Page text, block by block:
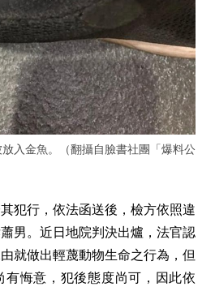
入金魚。（翻攝自臉書社團「爆料公
犯行，依法函送後，檢方依照違
男。近日地院判決出爐，法官認
就做出輕蔑動物生命之行為，但
悔意，犯後態度尚可，因此依